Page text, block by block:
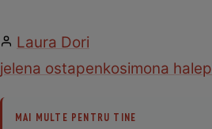
Laura Dori
jelena ostapenkosimona halep
MAI MULTE PENTRU TINE